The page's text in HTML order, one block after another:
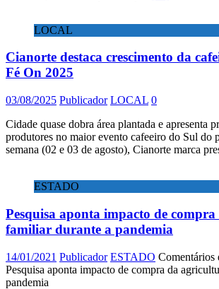
LOCAL
Cianorte destaca crescimento da
Fé On 2025
03/08/2025 Publicador LOCAL 0
Cidade quase dobra área plantada e apresenta
produtores no maior evento cafeeiro do Sul do
semana (02 e 03 de agosto), Cianorte marca
ESTADO
Pesquisa aponta impacto de
familiar durante a pandemia
14/01/2021 Publicador ESTADO Comentários
Pesquisa aponta impacto de compra da
pandemia